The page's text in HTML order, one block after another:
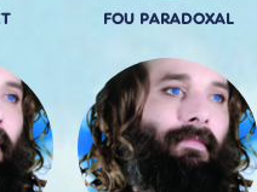
FOU PARADOXAL